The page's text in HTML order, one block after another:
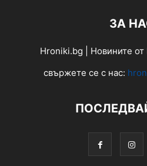
ЗА
Hroniki.bg | Новините от
свържете се с нас: